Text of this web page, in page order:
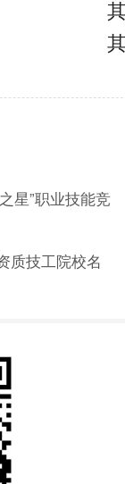
星”职业技能竞
质技工院校名